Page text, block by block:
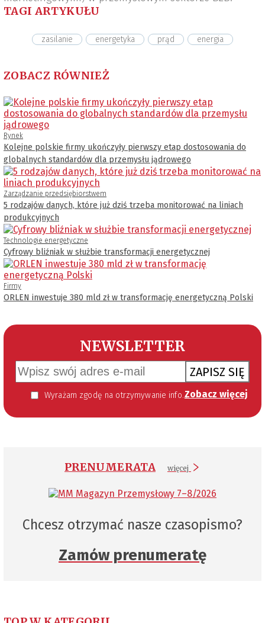
TAGI ARTYKUŁU
zasilanie energetyka prąd energia
ZOBACZ RÓWNIEŻ
Rynek
Kolejne polskie firmy ukończyły pierwszy etap dostosowania do
globalnych standardów dla przemysłu jądrowego
Zarządzanie przedsiębiorstwem
5 rodzajów danych, które już dziś trzeba monitorować na liniach
produkcyjnych
Technologie energetyczne
Cyfrowy bliźniak w służbie transformacji energetycznej
Firmy
ORLEN inwestuje 380 mld zł w transformację energetyczną Polski
NEWSLETTER
ZAPISZ SIĘ
Wyrażam zgodę na otrzymywanie informacji handlowej kierowanej do mnie za pomocą środków komunikacji elektronicznej w szczególności poczty elektronicznej zgodnie z przepisem art. 10 ust 2 ustawy z dnia 18 lipca 2002 roku o świadczeniu usług drogą elektroniczną (Dz. U. 144 z 2002 r. poz. 1204). Zgoda jest dobrowolna, jednak jej wyrażenie jest konieczne, aby otrzymywać newsletter. Zobacz więcej
PRENUMERATA więcej
Chcesz otrzymać nasze czasopismo?
Zamów prenumeratę